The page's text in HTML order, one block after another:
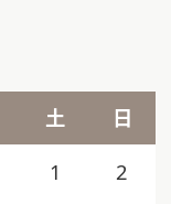
土 日
1
2